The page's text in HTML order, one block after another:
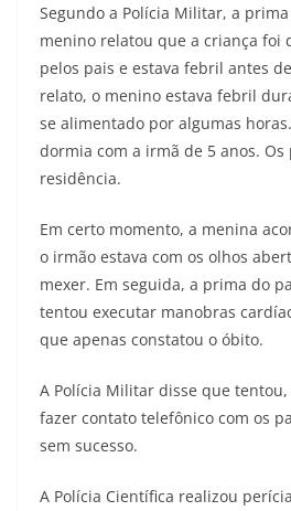
Segundo a Polícia Militar, a
menino relatou que a criança foi
pelos pais e estava febril antes
relato, o menino estava febril
se alimentado por algumas
dormia com a irmã de 5 anos. Os
residência.
Em certo momento, a menina
o irmão estava com os olhos
mexer. Em seguida, a prima do
tentou executar manobras
que apenas constatou o óbito.
A Polícia Militar disse que
fazer contato telefônico com os
sem sucesso.
A Polícia Científica realizou